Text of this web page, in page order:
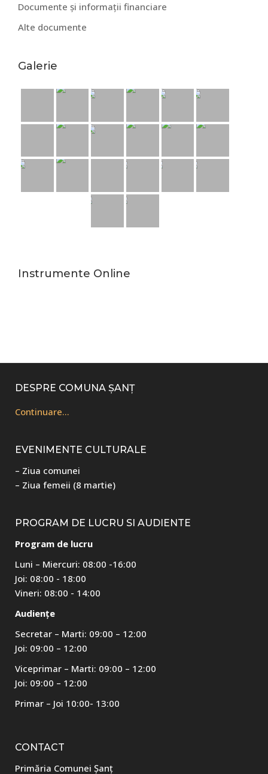
Documente și informații financiare
Alte documente
Galerie
Instrumente Online
Footer
DESPRE COMUNA ȘANȚ
Continuare…
EVENIMENTE CULTURALE
– Ziua comunei
– Ziua femeii (8 martie)
PROGRAM DE LUCRU SI AUDIENTE
Program de lucru
Luni – Miercuri: 08:00 -16:00
Joi: 08:00 - 18:00
Vineri: 08:00 - 14:00
Audiențe
Secretar – Marti: 09:00 – 12:00
Joi: 09:00 – 12:00
Viceprimar – Marti: 09:00 – 12:00
Joi: 09:00 – 12:00
Primar – Joi 10:00- 13:00
CONTACT
Primăria Comunei Șanț